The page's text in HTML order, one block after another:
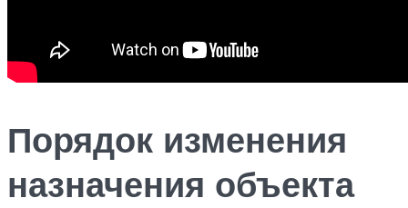
Порядок изменения
назначения объекта